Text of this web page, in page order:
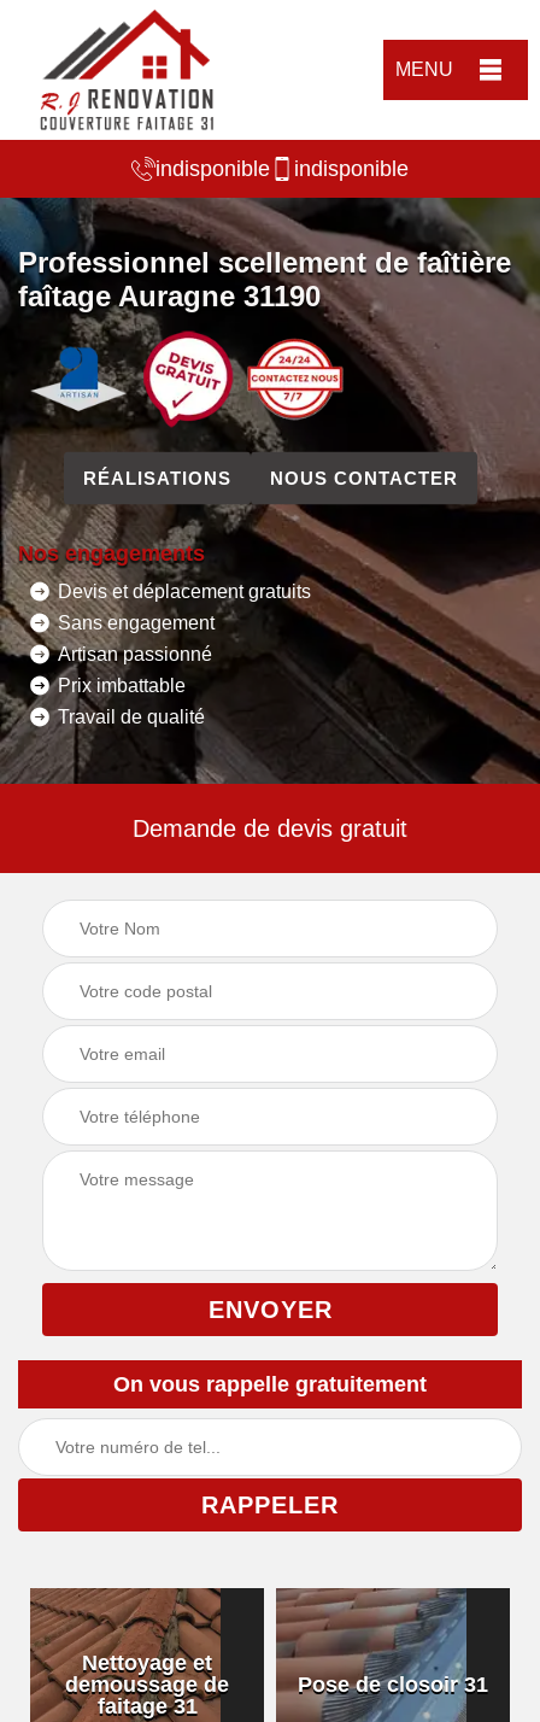
MENU
indisponible indisponible
Professionnel scellement de faîtière
faîtage Auragne 31190
RÉALISATIONS NOUS CONTACTER
Nos engagements
Devis et déplacement gratuits
Sans engagement
Artisan passionné
Prix imbattable
Travail de qualité
Demande de devis gratuit
On vous rappelle gratuitement
Nettoyage et
demoussage de
faitage 31
Pose de closoir 31